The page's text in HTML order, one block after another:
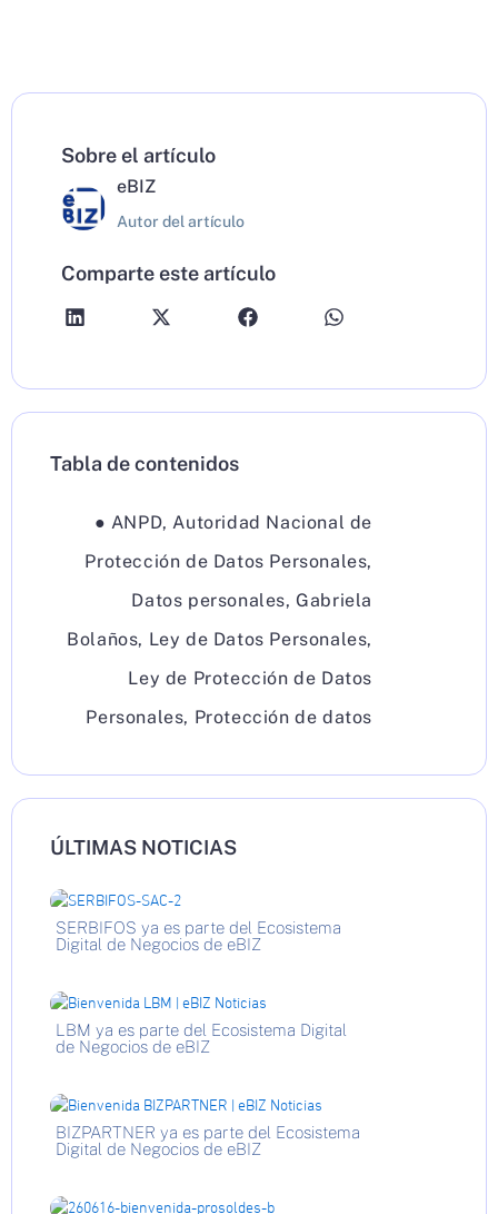
Sobre el artículo
eBIZ
Autor del artículo
Comparte este artículo
Tabla de contenidos
● ANPD,Autoridad Nacional de
Protección de Datos Personales,
Datos personales,Gabriela
Bolaños, Ley de Datos Personales,
Ley de Protección de Datos
Personales, Protección de datos
ÚLTIMAS NOTICIAS
SERBIFOS ya es parte del Ecosistema
Digital de Negocios de eBIZ
LBM ya es parte del Ecosistema Digital
de Negocios de eBIZ
BIZPARTNER ya es parte del Ecosistema
Digital de Negocios de eBIZ